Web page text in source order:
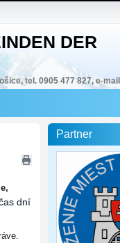
DER
tel. 0905 477 827, e-
dní
Partner